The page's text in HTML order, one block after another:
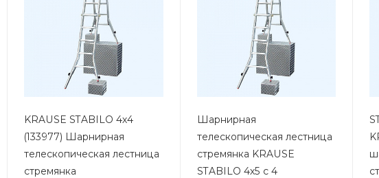
KRAUSE STABILO 4х4
(133977) Шарнирная
телескопическая лестница
стремянка
Шарнирная
телескопическая лестница
стремянка KRAUSE
STABILO 4х5 с 4